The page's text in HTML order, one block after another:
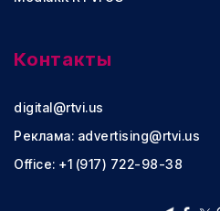
Контакты
digital@rtvi.us
Реклама: advertising@rtvi.us
Office: +1 (917) 722-98-38